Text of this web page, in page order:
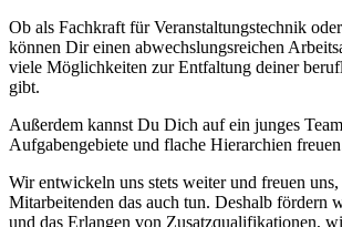
Ob als Fachkraft für Veranstaltungstechnik
können Dir einen abwechslungsreichen
viele Möglichkeiten zur Entfaltung deiner
gibt.
Außerdem kannst Du Dich auf ein junges
Aufgabengebiete und flache Hierarchien
Wir entwickeln uns stets weiter und freuen
Mitarbeitenden das auch tun. Deshalb fördern
und das Erlangen von Zusatzqualifikationen,